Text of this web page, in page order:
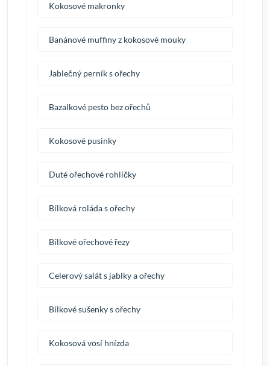
Kokosové makronky
Banánové muffiny z kokosové mouky
Jablečný perník s ořechy
Bazalkové pesto bez ořechů
Kokosové pusinky
Duté ořechové rohlíčky
Bílková roláda s ořechy
Bílkové ořechové řezy
Celerový salát s jablky a ořechy
Bílkové sušenky s ořechy
Kokosová vosí hnízda